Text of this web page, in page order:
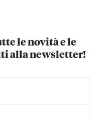
le novità e le
alla newsletter!